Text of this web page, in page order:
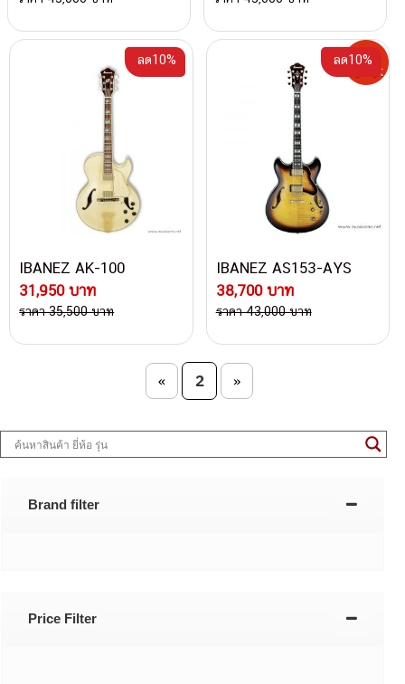
IBANEZ AK-100
31,950 บาท
ลด10%
ราคา 35,500 บาท
IBANEZ AS153-AYS
38,700 บาท
ลด10%
ราคา 43,000 บาท
Post navigation
« 2 »
Brand filter
Price Filter